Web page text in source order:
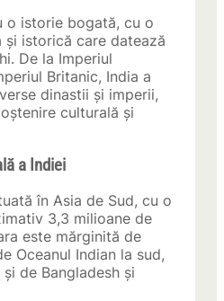
o istorie bogată, cu o
și istorică care datează
De la Imperiul
Britanic, India a
dinastii și imperii,
culturală și
a Indiei
în Asia de Sud, cu o
3,3 milioane de
este mărginită de
Oceanul Indian la sud,
de Bangladesh și